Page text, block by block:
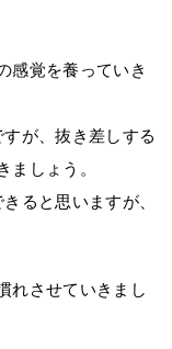
感覚を養っていき
が、抜き差しする
しょう。
ると思いますが、
れさせていきまし